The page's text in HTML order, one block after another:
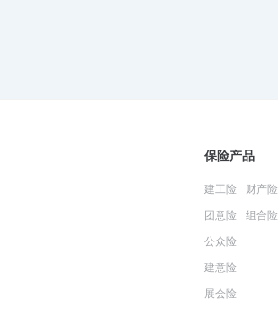
保险产品
建工险
团意险
公众险
建意险
展会险
财产险
组合险